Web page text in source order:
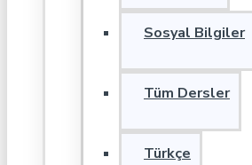
Sosyal Bilgiler
Tüm Dersler
Türkçe